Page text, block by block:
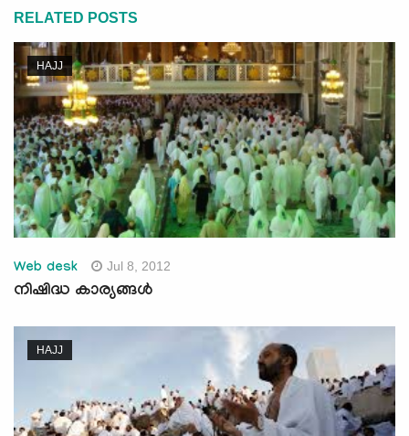
RELATED POSTS
HAJJ
Web desk Jul 8, 2012
നിഷിദ്ധ കാര്യങ്ങള്‍
HAJJ